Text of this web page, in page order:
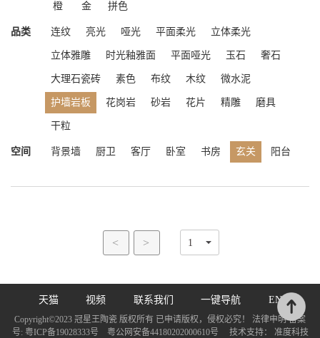
橙 金 拼色
品类 连纹 亮光 哑光 平面柔光 立体柔光
立体雅雕 时光釉雅面 平面哑光 玉石 奢石
大理石瓷砖 素色 布纹 木纹 微水泥
护墙岩板 花岗岩 砂岩 花片 精雕 磨具
干粒
空间 背景墙 厨卫 客厅 卧室 书房 玄关 阳台
< >
天猫 视频 联系我们 一键导航 EN
Copyright©2023 冠星王陶瓷 版权所有 已申请版权，侵权必究！ 法律申明 备案
号:粤ICP备19028333号 粤公网安备44180202000610号 技术支持： 准度科技